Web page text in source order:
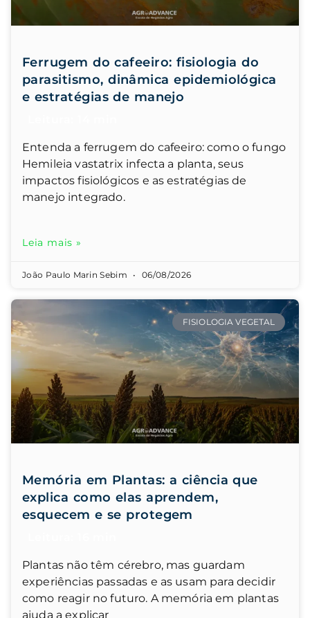
Ferrugem do cafeeiro: fisiologia do
parasitismo, dinâmica epidemiológica
e estratégias de manejo
Entenda a ferrugem do cafeeiro: como o fungo
Hemileia vastatrix infecta a planta, seus
impactos fisiológicos e as estratégias de
manejo integrado.
Leia mais »
João Paulo Marin Sebim 06/08/2026
FISIOLOGIA VEGETAL
Memória em Plantas: a ciência que
explica como elas aprendem,
esquecem e se protegem
Plantas não têm cérebro, mas guardam
experiências passadas e as usam para decidir
como reagir no futuro. A memória em plantas
ajuda a explicar